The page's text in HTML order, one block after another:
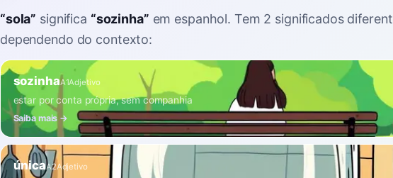
“sola” significa “sozinha” em espanhol. Tem 2 significados
dependendo do contexto:
sozinhaA1Adjetivo
estar por conta própria, sem companhia
Saiba mais →
únicaA2Adjetivo